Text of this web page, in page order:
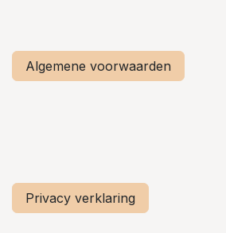
Algemene voorwaarden
Privacy verklaring